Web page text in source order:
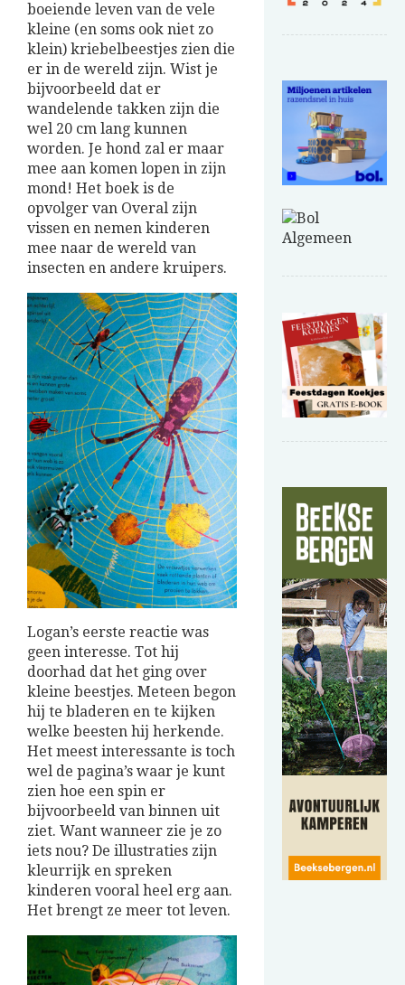
boeiende leven van de vele
kleine (en soms ook niet zo
klein) kriebelbeestjes zien die
er in de wereld zijn. Wist je
bijvoorbeeld dat er
wandelende takken zijn die
wel 20 cm lang kunnen
worden. Je hond zal er maar
mee aan komen lopen in zijn
mond! Het boek is de
opvolger van Overal zijn
vissen en nemen kinderen
mee naar de wereld van
insecten en andere kruipers.
Logan’s eerste reactie was
geen interesse. Tot hij
doorhad dat het ging over
kleine beestjes. Meteen begon
hij te bladeren en te kijken
welke beesten hij herkende.
Het meest interessante is toch
wel de pagina’s waar je kunt
zien hoe een spin er
bijvoorbeeld van binnen uit
ziet. Want wanneer zie je zo
iets nou? De illustraties zijn
kleurrijk en spreken
kinderen vooral heel erg aan.
Het brengt ze meer tot leven.